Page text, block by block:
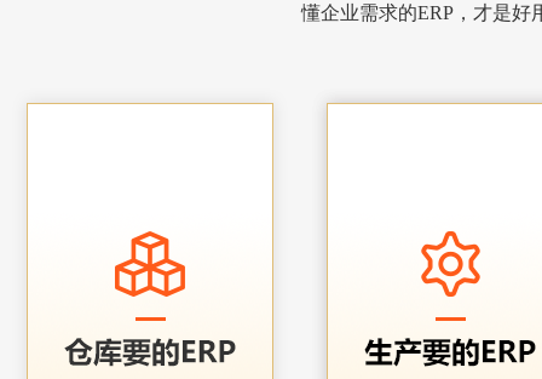
懂企业需求的ERP，才是好